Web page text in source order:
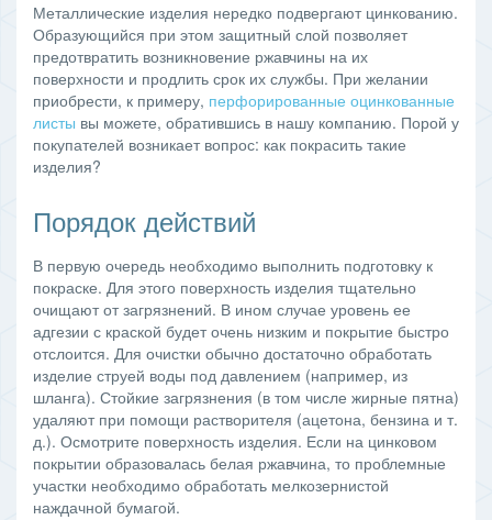
Металлические изделия нередко подвергают цинкованию.
Образующийся при этом защитный слой позволяет
предотвратить возникновение ржавчины на их
поверхности и продлить срок их службы. При желании
приобрести, к примеру, перфорированные оцинкованные
листы вы можете, обратившись в нашу компанию. Порой у
покупателей возникает вопрос: как покрасить такие
изделия?
Порядок действий
В первую очередь необходимо выполнить подготовку к
покраске. Для этого поверхность изделия тщательно
очищают от загрязнений. В ином случае уровень ее
адгезии с краской будет очень низким и покрытие быстро
отслоится. Для очистки обычно достаточно обработать
изделие струей воды под давлением (например, из
шланга). Стойкие загрязнения (в том числе жирные пятна)
удаляют при помощи растворителя (ацетона, бензина и т.
д.). Осмотрите поверхность изделия. Если на цинковом
покрытии образовалась белая ржавчина, то проблемные
участки необходимо обработать мелкозернистой
наждачной бумагой.